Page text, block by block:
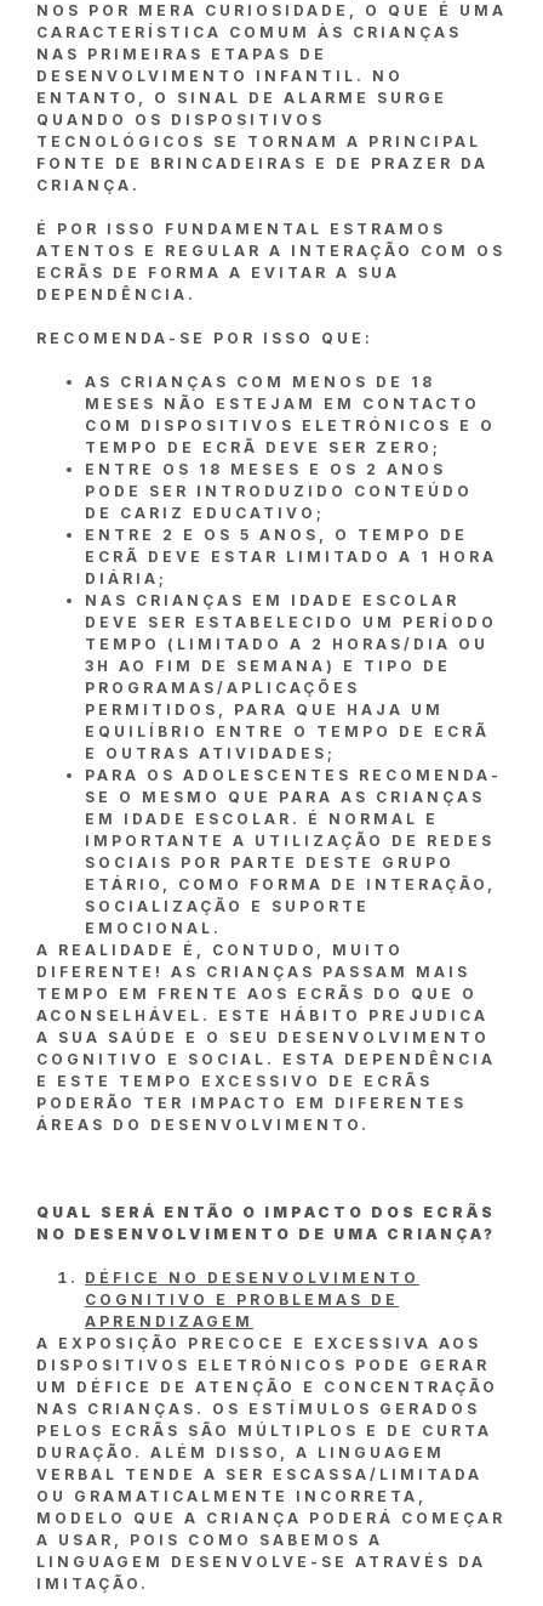
NOS POR MERA CURIOSIDADE, O QUE É UMA
CARACTERÍSTICA COMUM ÀS CRIANÇAS
NAS PRIMEIRAS ETAPAS DE
DESENVOLVIMENTO INFANTIL. NO
ENTANTO, O SINAL DE ALARME SURGE
QUANDO OS DISPOSITIVOS
TECNOLÓGICOS SE TORNAM A PRINCIPAL
FONTE DE BRINCADEIRAS E DE PRAZER DA
CRIANÇA.
É POR ISSO FUNDAMENTAL ESTRAMOS
ATENTOS E REGULAR A INTERAÇÃO COM OS
ECRÃS DE FORMA A EVITAR A SUA
DEPENDÊNCIA.
RECOMENDA-SE POR ISSO QUE:
AS CRIANÇAS COM MENOS DE 18
MESES NÃO ESTEJAM EM CONTACTO
COM DISPOSITIVOS ELETRÓNICOS E O
TEMPO DE ECRÃ DEVE SER ZERO;
ENTRE OS 18 MESES E OS 2 ANOS
PODE SER INTRODUZIDO CONTEÚDO
DE CARIZ EDUCATIVO;
ENTRE 2 E OS 5 ANOS, O TEMPO DE
ECRÃ DEVE ESTAR LIMITADO A 1 HORA
DIÁRIA;
NAS CRIANÇAS EM IDADE ESCOLAR
DEVE SER ESTABELECIDO UM PERÍODO
TEMPO (LIMITADO A 2 HORAS/DIA OU
3H AO FIM DE SEMANA) E TIPO DE
PROGRAMAS/APLICAÇÕES
PERMITIDOS, PARA QUE HAJA UM
EQUILÍBRIO ENTRE O TEMPO DE ECRÃ
E OUTRAS ATIVIDADES;
PARA OS ADOLESCENTES RECOMENDA-
SE O MESMO QUE PARA AS CRIANÇAS
EM IDADE ESCOLAR. É NORMAL E
IMPORTANTE A UTILIZAÇÃO DE REDES
SOCIAIS POR PARTE DESTE GRUPO
ETÁRIO, COMO FORMA DE INTERAÇÃO,
SOCIALIZAÇÃO E SUPORTE
EMOCIONAL.
A REALIDADE É, CONTUDO, MUITO
DIFERENTE! AS CRIANÇAS PASSAM MAIS
TEMPO EM FRENTE AOS ECRÃS DO QUE O
ACONSELHÁVEL. ESTE HÁBITO PREJUDICA
A SUA SAÚDE E O SEU DESENVOLVIMENTO
COGNITIVO E SOCIAL. ESTA DEPENDÊNCIA
E ESTE TEMPO EXCESSIVO DE ECRÃS
PODERÃO TER IMPACTO EM DIFERENTES
ÁREAS DO DESENVOLVIMENTO.
QUAL SERÁ ENTÃO O IMPACTO DOS ECRÃS
NO DESENVOLVIMENTO DE UMA CRIANÇA?
DÉFICE NO DESENVOLVIMENTO
COGNITIVO E PROBLEMAS DE
APRENDIZAGEM
A EXPOSIÇÃO PRECOCE E EXCESSIVA AOS
DISPOSITIVOS ELETRÓNICOS PODE GERAR
UM DÉFICE DE ATENÇÃO E CONCENTRAÇÃO
NAS CRIANÇAS. OS ESTÍMULOS GERADOS
PELOS ECRÃS SÃO MÚLTIPLOS E DE CURTA
DURAÇÃO. ALÉM DISSO, A LINGUAGEM
VERBAL TENDE A SER ESCASSA/LIMITADA
OU GRAMATICALMENTE INCORRETA,
MODELO QUE A CRIANÇA PODERÁ COMEÇAR
A USAR, POIS COMO SABEMOS A
LINGUAGEM DESENVOLVE-SE ATRAVÉS DA
IMITAÇÃO.